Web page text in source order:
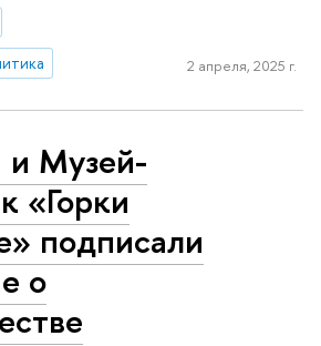
2 апреля, 2025 г.
Музей-
«Горки
подписали
о